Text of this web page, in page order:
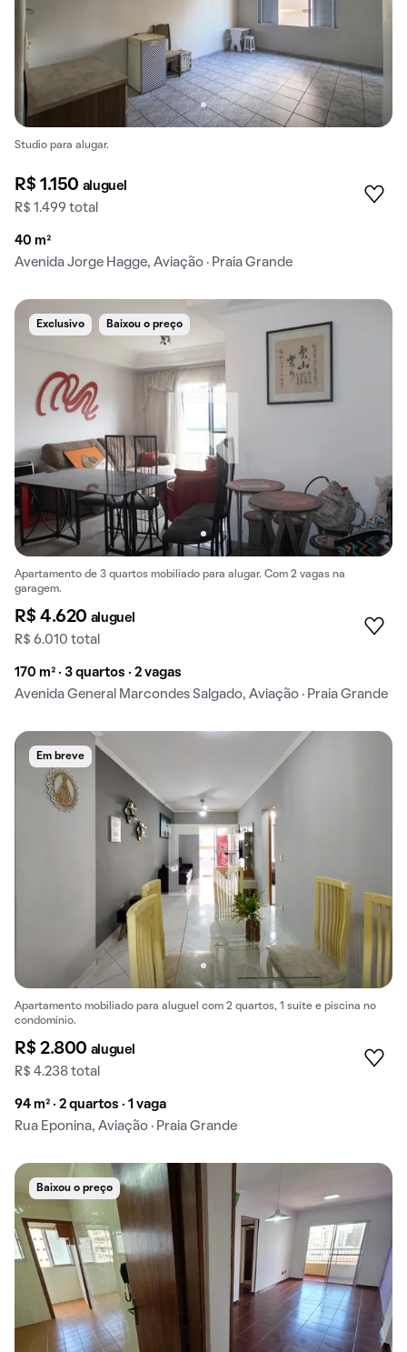
Studio para alugar.
R$ 1.150 aluguel
R$ 1.499 total
40 m²
Avenida Jorge Hagge, Aviação · Praia Grande
Exclusivo Baixou o preço
Apartamento de 3 quartos mobiliado para alugar. Com 2 vagas na
garagem.
R$ 4.620 aluguel
R$ 6.010 total
170 m² · 3 quartos · 2 vagas
Avenida General Marcondes Salgado, Aviação · Praia Grande
Em breve
Apartamento mobiliado para aluguel com 2 quartos, 1 suíte e piscina no
condomínio.
R$ 2.800 aluguel
R$ 4.238 total
94 m² · 2 quartos · 1 vaga
Rua Eponina, Aviação · Praia Grande
Baixou o preço